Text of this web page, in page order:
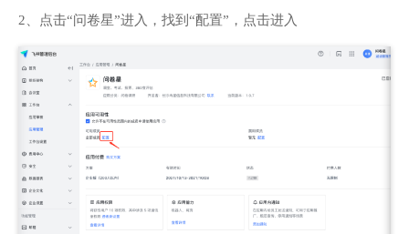
2、点击“问卷星”进入，找到“配置”，点击进入